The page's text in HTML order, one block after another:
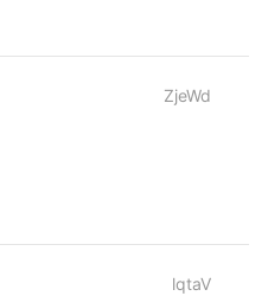
ZjeWd
lqtaV